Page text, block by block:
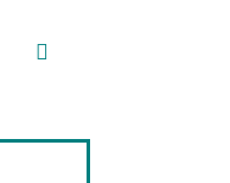
goodreads